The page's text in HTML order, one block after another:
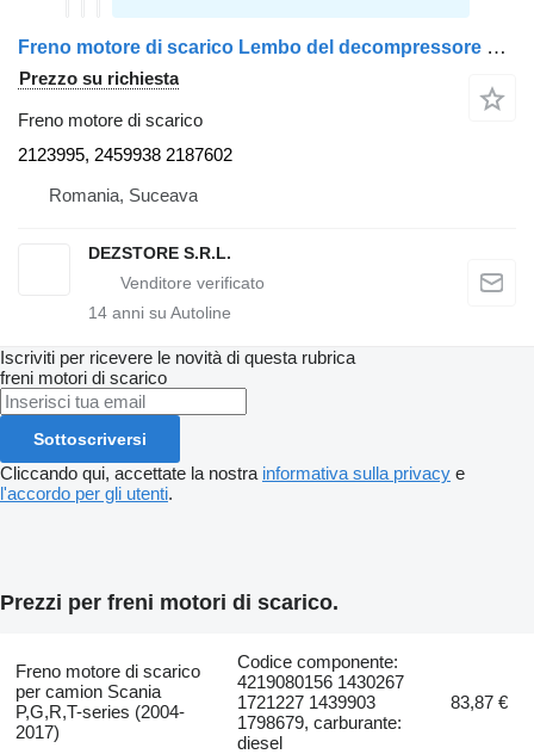
Freno motore di scarico Lembo del decompressore 2123995, 2459938 per camion DAF XF
Prezzo su richiesta
Freno motore di scarico
2123995, 2459938 2187602
Romania, Suceava
DEZSTORE S.R.L.
14 anni su Autoline
Iscriviti per ricevere le novità di questa rubrica
freni motori di scarico
Sottoscriversi
Cliccando qui, accettate la nostra informativa sulla privacy e
l'accordo per gli utenti.
Prezzi per freni motori di scarico.
Freno motore di scarico
per camion Scania
P,G,R,T-series (2004-
2017)
Codice componente:
4219080156 1430267
1721227 1439903
1798679, carburante:
diesel
83,87 €